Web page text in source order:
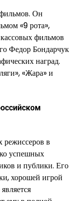
Он
«9 рота»,
фильмов
Федор Бондарчук
наград.
«Жара» и
режиссеров в
успешных
и публики. Его
хорошей игрой